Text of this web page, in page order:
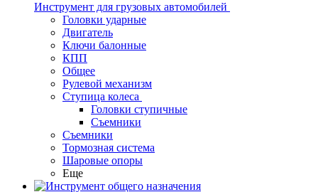
Инструмент для грузовых автомобилей
Головки ударные
Двигатель
Ключи балонные
КПП
Общее
Рулевой механизм
Ступица колеса
Головки ступичные
Съемники
Съемники
Тормозная система
Шаровые опоры
Еще